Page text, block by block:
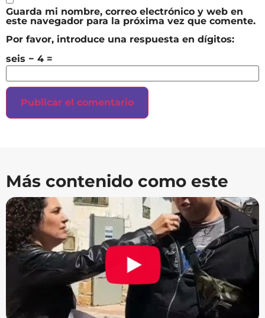
Guarda mi nombre, correo electrónico y web en
este navegador para la próxima vez que comente.
Por favor, introduce una respuesta en dígitos:
seis − 4 =
Más contenido como este